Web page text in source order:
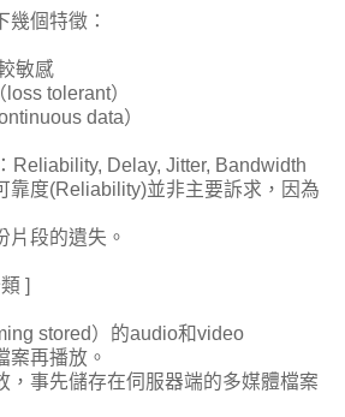
個特徵：
敏感
tolerant）
data）
Reliability, Delay, Jitter, Bandwidth
靠度(Reliability)並非主要訴求，因為
片段的遺失。
]
stored）的audio和video
案再播放。
，事先儲存在伺服器端的多媒體檔案